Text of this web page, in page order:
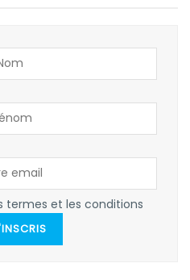
termes et les conditions